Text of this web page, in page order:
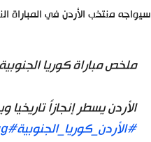
سيواجه منتخب الأردن في المباراة
ملخص مباراة كوريا الجنوبية و
الأردن يسطر إنجازاً
#الأردن_كوريا_الجنوبية#asiancup2023